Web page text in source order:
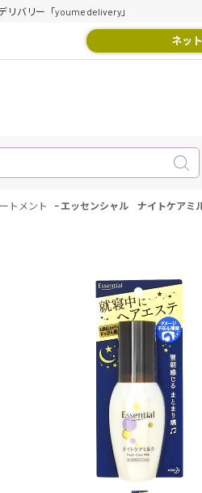
リバリー「youme delivery」
ネッ
トメント -エッセンシャル ナイトケアミ